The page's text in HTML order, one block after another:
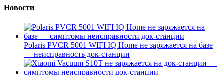
Новости
Polaris PVCR 5001 WIFI IQ Home не заряжается на базе
— неисправность док-станции